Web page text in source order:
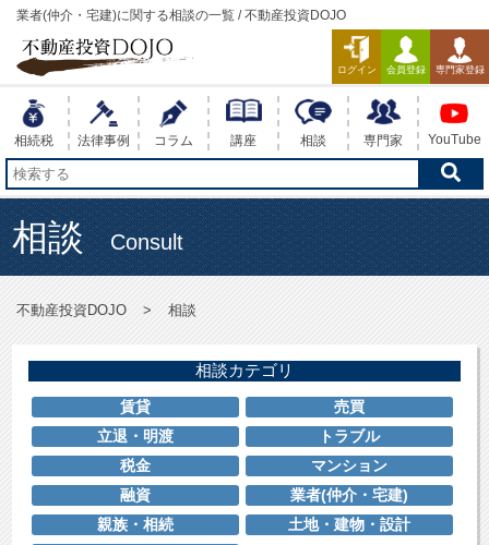
業者(仲介・宅建)に関する相談の一覧 / 不動産投資DOJO
ログイン 会員登録 専門家登録
相続税 法律事例 コラム 講座 相談 専門家 YouTube
相談 Consult
不動産投資DOJO 相談
相談カテゴリ
賃貸
売買
立退・明渡
トラブル
税金
マンション
融資
業者(仲介・宅建)
親族・相続
土地・建物・設計